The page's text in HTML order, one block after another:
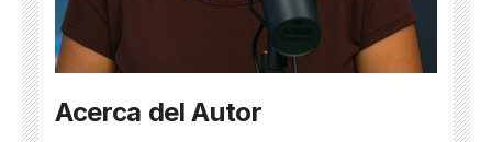
Acerca del Autor